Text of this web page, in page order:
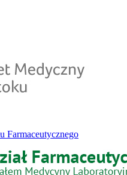
Farmaceutycznego